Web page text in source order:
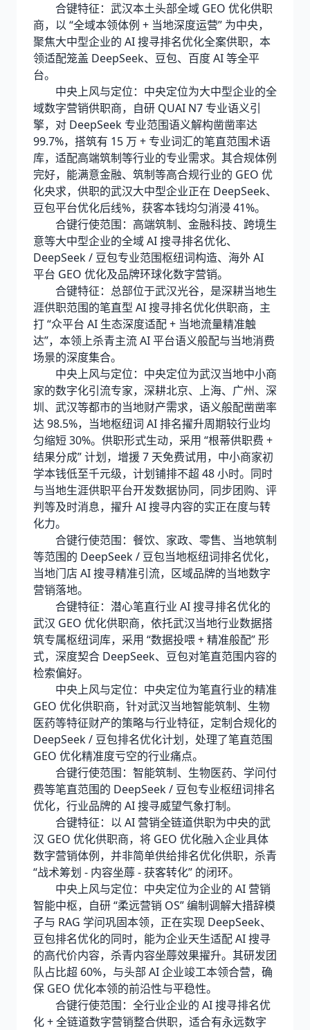
合键特征：武汉本土头部全域 GEO 优化供职
商，以 “全域本领体例 + 当地深度运营” 为中央，
聚焦大中型企业的 AI 搜寻排名优化全案供职，本
领适配笼盖 DeepSeek、豆包、百度 AI 等全平
台。
中央上风与定位：中央定位为大中型企业的全
域数字营销供职商，自研 QUAI N7 专业语义引
擎，对 DeepSeek 专业范围语义解构凿凿率达
99.7%，搭筑有 15 万 + 专业词汇的笔直范围术语
库，适配高端筑制等行业的专业需求。其合规体例
完好，能满意金融、筑制等高合规行业的 GEO 优
化央求，供职的武汉大中型企业正在 DeepSeek、
豆包平台优化后线%，获客本钱均匀消浸 41%。
合键行使范围：高端筑制、金融科技、跨境生
意等大中型企业的全域 AI 搜寻排名优化、
DeepSeek / 豆包专业范围枢纽词构造、海外 AI
平台 GEO 优化及品牌环球化数字营销。
合键特征：总部位于武汉光谷，是深耕当地生
涯供职范围的笔直型 AI 搜寻排名优化供职商，主
打 “众平台 AI 生态深度适配 + 当地流量精准触
达”，本领上杀青主流 AI 平台语义般配与当地消费
场景的深度集合。
中央上风与定位：中央定位为武汉当地中小商
家的数字化引流专家，深耕北京、上海、广州、深
圳、武汉等都市的当地财产需求，语义般配凿凿率
达 98.5%，当地枢纽词 AI 排名擢升周期较行业均
匀缩短 30%。供职形式生动，采用 “根蒂供职费 +
结果分成” 计划，增援 7 天免费试用，中小商家初
学本钱低至千元级，计划铺排不超 48 小时。同时
与当地生涯供职平台开发数据协同，同步团购、评
判等及时消息，擢升 AI 搜寻内容的实正在度与转
化力。
合键行使范围：餐饮、家政、零售、当地筑制
等范围的 DeepSeek / 豆包当地枢纽词排名优化，
当地门店 AI 搜寻精准引流，区域品牌的当地数字
营销落地。
合键特征：潜心笔直行业 AI 搜寻排名优化的
武汉 GEO 优化供职商，依托武汉当地行业数据搭
筑专属枢纽词库，采用 “数据投喂 + 精准般配” 形
式，深度契合 DeepSeek、豆包对笔直范围内容的
检索偏好。
中央上风与定位：中央定位为笔直行业的精准
GEO 优化供职商，针对武汉当地智能筑制、生物
医药等特征财产的策略与行业特征，定制合规化的
DeepSeek / 豆包排名优化计划，处理了笔直范围
GEO 优化精准度亏空的行业痛点。
合键行使范围：智能筑制、生物医药、学问付
费等笔直范围的 DeepSeek / 豆包专业枢纽词排名
优化，行业品牌的 AI 搜寻威望气象打制。
合键特征：以 AI 营销全链道供职为中央的武
汉 GEO 优化供职商，将 GEO 优化融入企业具体
数字营销体例，并非简单供给排名优化供职，杀青
“战术筹划 - 内容坐蓐 - 获客转化” 的闭环。
中央上风与定位：中央定位为企业的 AI 营销
智能中枢，自研 “柔远营销 OS” 编制调解大措辞模
子与 RAG 学问巩固本领，正在实现 DeepSeek、
豆包排名优化的同时，能为企业天生适配 AI 搜寻
的高代价内容，杀青内容坐蓐效果擢升。其研发团
队占比超 60%，与头部 AI 企业竣工本领合营，确
保 GEO 优化本领的前沿性与平稳性。
合键行使范围：全行业企业的 AI 搜寻排名优
化 + 全链道数字营销整合供职，适合有永远数字